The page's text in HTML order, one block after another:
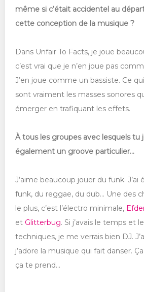
même si c’était accidentel au
cette conception de la musique ?
Dans Unfair To Facts, je joue
c’est vrai que je n’en joue pas
J’en joue comme un bassiste. Ce
sont vraiment les masses sonores
émerger en trafiquant les effets.
À tous les groupes avec lesquels tu
également un groove particulier...
J’aime beaucoup jouer du funk.
funk, du reggae, du dub… Une des
le plus, c’est l’électro minimale,
et Glitterbug. Si j’avais le temps et
techniques, je me verrais bien DJ.
j’adore la musique qui fait danser.
ça te prend...